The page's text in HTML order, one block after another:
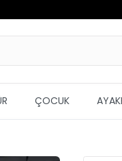
ÇOCUK